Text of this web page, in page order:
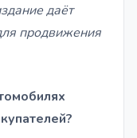
даёт
продвижения